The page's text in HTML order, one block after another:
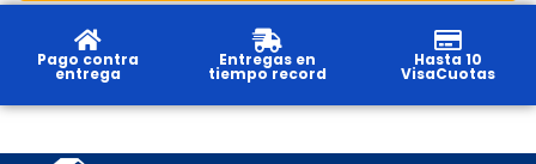
Pago contra
entrega
Entregas en
tiempo record
Hasta 10
VisaCuotas